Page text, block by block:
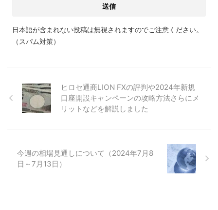
日本語が含まれない投稿は無視されますのでご注意ください。
（スパム対策）
ヒロセ通商LION FXの評判や2024年新規
口座開設キャンペーンの攻略方法さらにメ
リットなどを解説しました
今週の相場見通しについて（2024年7月8
日～7月13日）